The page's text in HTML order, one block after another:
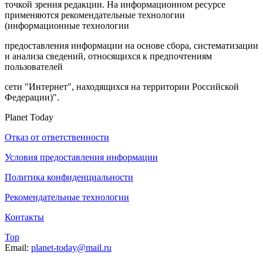
точкой зрения редакции. На информационном ресурсе
применяются рекомендательные технологии
(информационные технологии
предоставления информации на основе сбора, систематизации
и анализа сведений, относящихся к предпочтениям
пользователей
сети "Интернет", находящихся на территории Российской
Федерации)".
Planet Today
Отказ от ответственности
Условия предоставления информации
Политика конфиденциальности
Рекомендательные технологии
Контакты
Top
Email: planet-today@mail.ru